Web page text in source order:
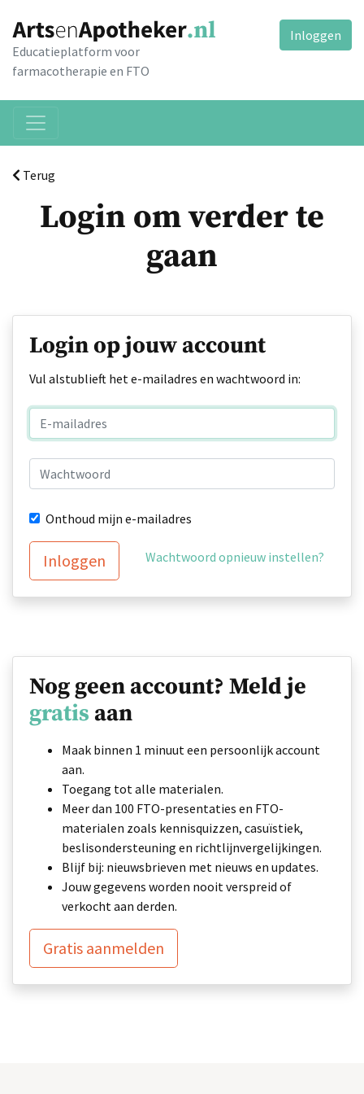
Educatieplatform voor
farmacotherapie en FTO
Inloggen
Terug
Login om verder te
gaan
Login op jouw account
Vul alstublieft het e-mailadres en wachtwoord in:
Onthoud mijn e-mailadres
Inloggen Wachtwoord opnieuw instellen?
Nog geen account? Meld je
gratis aan
Maak binnen 1 minuut een persoonlijk account
aan.
Toegang tot alle materialen.
Meer dan 100 FTO-presentaties en FTO-
materialen zoals kennisquizzen, casuïstiek,
beslisondersteuning en richtlijnvergelijkingen.
Blijf bij: nieuwsbrieven met nieuws en updates.
Jouw gegevens worden nooit verspreid of
verkocht aan derden.
Gratis aanmelden